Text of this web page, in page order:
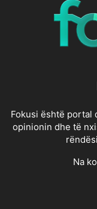
Fokusi është portal
opinionin dhe të
Na